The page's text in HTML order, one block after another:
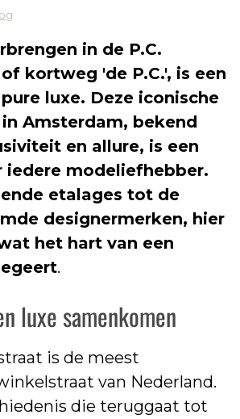
in de P.C.
kortweg 'de P.C.', is een
luxe. Deze iconische
Amsterdam, bekend
en allure, is een
iedere modeliefhebber.
etalages tot de
designermerken, hier
het hart van een
.
luxe samenkomen
is de meest
van Nederland.
die teruggaat tot